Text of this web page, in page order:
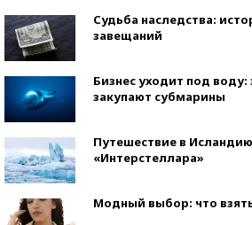
Судьба наследства:
завещаний
Бизнес уходит под воду:
закупают субмарины
Путешествие в
«Интерстеллара»
Модный выбор: что